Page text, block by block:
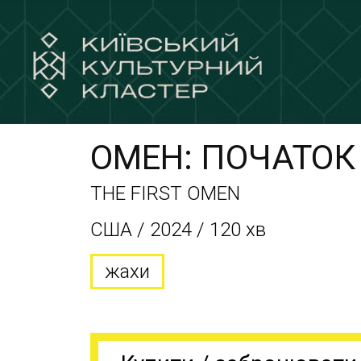
ОМЕН: ПОЧАТОК
THE FIRST OMEN
США / 2024 / 120 хв
жахи